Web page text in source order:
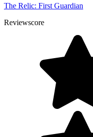
The Relic: First Guardian
Reviewscore